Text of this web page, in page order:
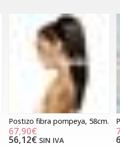
Postizo fibra pompeya, 58cm.
67,90€
56,12€ SIN IVA